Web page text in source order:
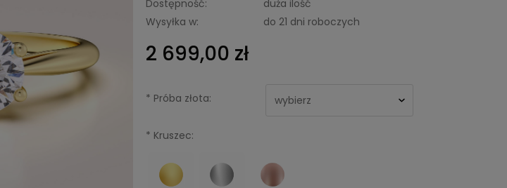
Dostępność:
duża ilość
Wysyłka w:
do 21 dni roboczych
2 699,00 zł
* Próba złota:
* Kruszec: